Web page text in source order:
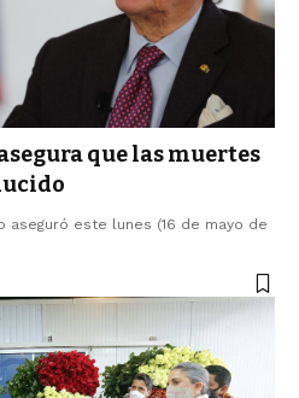
que las muertes
aseguró este lunes (16 de mayo de